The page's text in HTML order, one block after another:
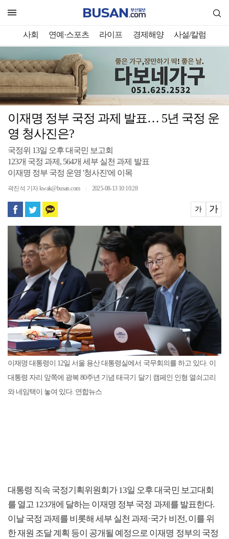
사회 연예·스포츠 라이프 경제해양 사설/칼럼
이재명 정부 국정 과제 발표… 5년 국정 운
영 청사진은?
국정위 13일 오후 대국민 보고회
123개 국정 과제, 564개 세부 실천 과제 발표
이재명 정부 국정 운영 '청사진'에 이목
곽진석 기자 kwak@busan.com 2025-08-13 10:10:28
가 가
이재명 대통령이 12일 서울 용산 대통령실에서 국무회의를 하고 있다. 이
대통령 자리 앞쪽에 광복 80주년 기념 태극기 달기 캠페인 인형 열쇠고리
와 네임택이 놓여 있다. 연합뉴스
대통령 직속 국정기획위원회가 13일 오후 대국민 보고대회
를 열고 123개에 달하는 이재명 정부 국정 과제를 발표한다.
이날 국정 과제를 비롯해 세부 실천 과제·국가 비전, 이를 위
한 재원 조달 계획 등이 공개될 예정으로 이재명 정부의 국정